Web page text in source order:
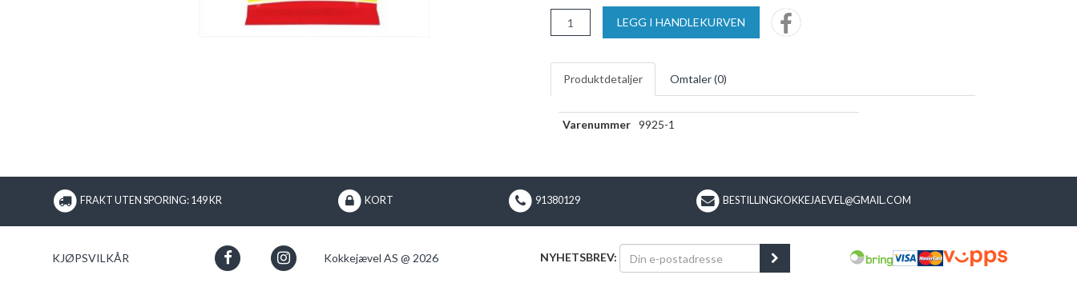
LEGG I HANDLEKURVEN
Produktdetaljer Omtaler (0)
Varenummer 9925-1
FRAKT UTEN SPORING: 149 KR KORT 91380129 BESTILLINGKOKKEJAEVEL@GMAIL.COM
KJØPSVILKÅR Kokkejævel AS @ 2026 NYHETSBREV: